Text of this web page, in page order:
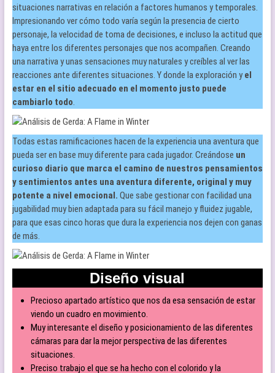
situaciones narrativas en relación a factores humanos y temporales.
Impresionando ver cómo todo varía según la presencia de cierto
personaje, la velocidad de toma de decisiones, e incluso la actitud que
haya entre los diferentes personajes que nos acompañen. Creando
una narrativa y unas sensaciones muy naturales y creíbles al ver las
reacciones ante diferentes situaciones. Y donde la exploración yel
estar en el sitio adecuado en el momento justo puede
cambiarlo todo.
Todas estas ramificaciones hacen de la experiencia una aventura que
pueda ser en base muy diferente para cada jugador. Creándose un
curioso diario que marca el camino de nuestros pensamientos
y sentimientos antes una aventura diferente, original y muy
potente a nivel emocional. Que sabe gestionar con facilidad una
jugabilidad muy bien adaptada para su fácil manejo y fluidez jugable,
para que esas cinco horas que dura la experiencia nos dejen con ganas
de más.
Diseño visual
Precioso apartado artístico que nos da esa sensación de estar
viendo un cuadro en movimiento.
Muy interesante el diseño y posicionamiento de las diferentes
cámaras para dar la mejor perspectiva de las diferentes
situaciones.
Preciso trabajo el que se ha hecho con el colorido y la